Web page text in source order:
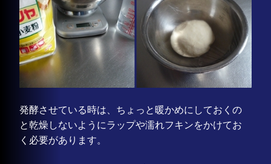
発酵させている時は、ちょっと暖かめにしておくの
と乾燥しないようにラップや濡れフキンをかけてお
く必要があります。